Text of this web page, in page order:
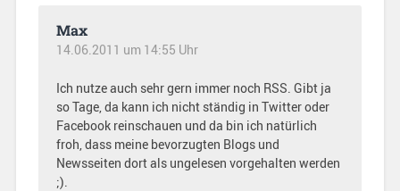
Max
14.06.2011 um 14:55 Uhr
Ich nutze auch sehr gern immer noch RSS. Gibt ja
so Tage, da kann ich nicht ständig in Twitter oder
Facebook reinschauen und da bin ich natürlich
froh, dass meine bevorzugten Blogs und
Newsseiten dort als ungelesen vorgehalten werden
;).